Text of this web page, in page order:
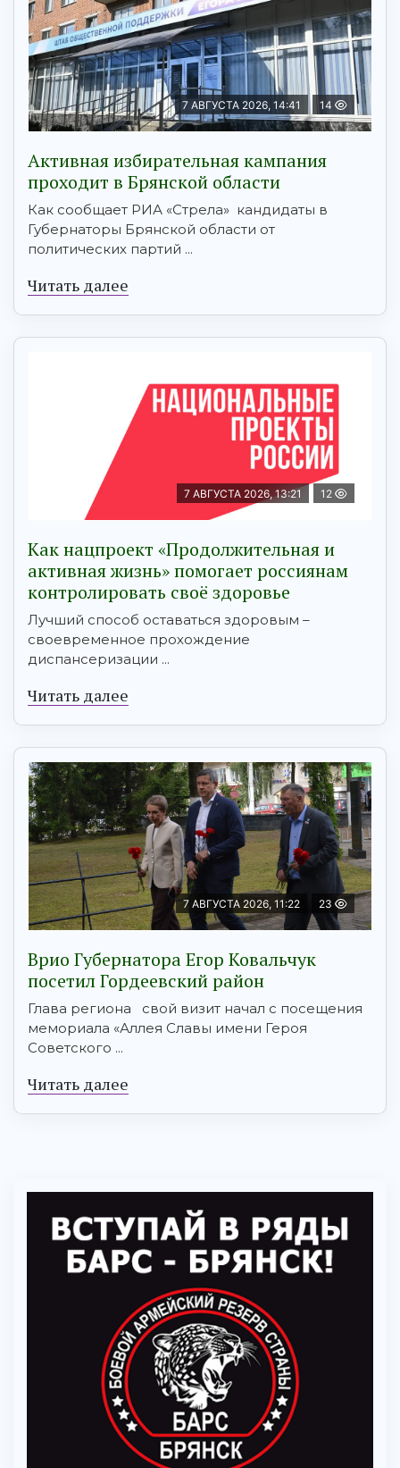
7 АВГУСТА 2026, 14:41 14
Активная избирательная кампания
проходит в Брянской области
Как сообщает РИА «Стрела» кандидаты в
Губернаторы Брянской области от
политических партий ...
Читать далее
7 АВГУСТА 2026, 13:21 12
Как нацпроект «Продолжительная и
активная жизнь» помогает россиянам
контролировать своё здоровье
Лучший способ оставаться здоровым –
своевременное прохождение
диспансеризации ...
Читать далее
7 АВГУСТА 2026, 11:22 23
Врио Губернатора Егор Ковальчук
посетил Гордеевский район
Глава региона свой визит начал с посещения
мемориала «Аллея Славы имени Героя
Советского ...
Читать далее